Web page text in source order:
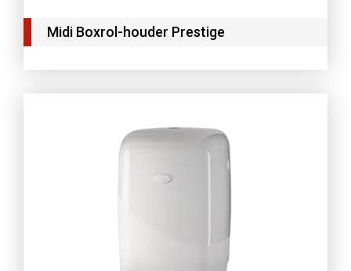
Midi Boxrol-houder Prestige